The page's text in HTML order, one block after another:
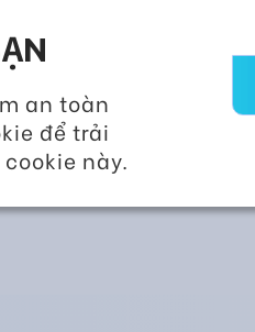
an toàn
để trải
này.
VÀ TIN TỨC
DỊCH VỤ KỸ THUẬT